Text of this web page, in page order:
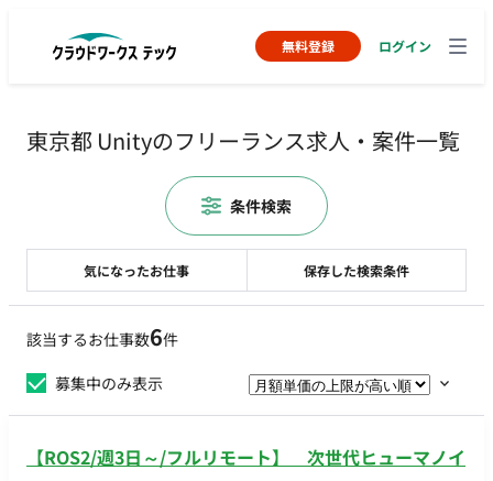
無料登録 ログイン
東京都 Unityのフリーランス求人・案件一覧
該当するお仕事数6件
募集中のみ表示
【ROS2/週3日～/フルリモート】 次世代ヒューマノイ
気になったお仕事 保存した検索条件
条件検索